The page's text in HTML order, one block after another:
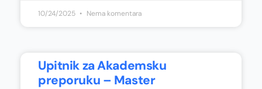
10/24/2025 Nema komentara
Upitnik za Akademsku
preporuku – Master